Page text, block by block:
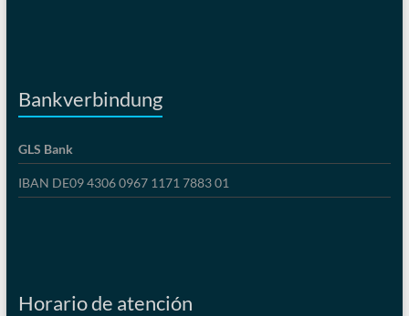
Bankverbindung
GLS Bank
IBAN DE09 4306 0967 1171 7883 01
Horario de atención